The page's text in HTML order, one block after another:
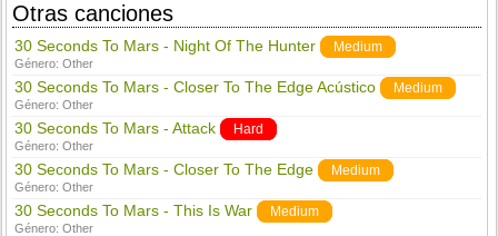
Otras canciones
30 Seconds To Mars - Night Of The Hunter Medium
Género:Other
30 Seconds To Mars - Closer To The Edge Acústico Medium
Género:Other
30 Seconds To Mars - Attack Hard
Género:Other
30 Seconds To Mars - Closer To The Edge Medium
Género:Other
30 Seconds To Mars - This Is War Medium
Género:Other